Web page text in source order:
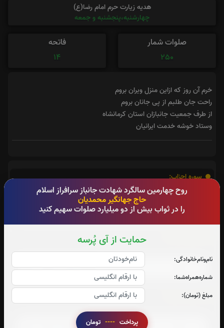
روح چهارمین سالگرد شهادت جانباز سرافراز اسلام
حاج جهانگیر محمدیان
را در ثواب بیش از دو میلیارد صلوات سهیم کنید
حمایت از آی پُرسه
نام‌و‌نام‌خانوادگی:
شماره‌همراه‌شما:
مبلغ (تومان):
پرداخت ----
هدیه زیارت حرم امام رضا(ع)
چهارشنبه،پنجشنبه و جمعه
صلوات شمار
250
فاتحه
14
خرم آن روز که ازاین منزل ویران بروم
راحت جان طلبم از پی جانان بروم
از طرف جمعیت جانبازان استان کرمانشاه
وستاد خوشه خدمت ایرانیان
سوره احزاب:
صوت سوره احزاب
صوت سوره صافات
سوره یاسین:
صوت سوره یاسین